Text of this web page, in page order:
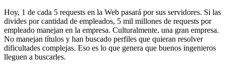
Hoy, 1 de cada 5 requests en la Web pasará por sus servidores. Si las
divides por cantidad de empleados, 5 mil millones de requests por
empleado manejan en la empresa. Culturalmente, una gran empresa.
No manejan títulos y han buscado perfiles que quieran resolver
dificultades complejas. Eso es lo que genera que buenos ingenieros
lleguen a buscarles.